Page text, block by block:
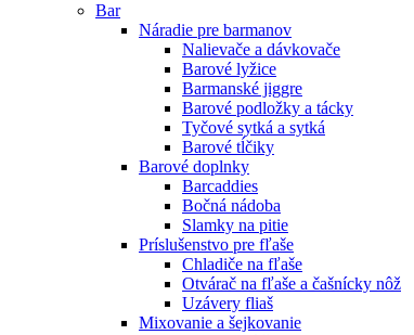
Bar
Náradie pre barmanov
Nalievače a dávkovače
Barové lyžice
Barmanské jiggre
Barové podložky a tácky
Tyčové sytká a sytká
Barové tĺčiky
Barové doplnky
Barcaddies
Bočná nádoba
Slamky na pitie
Príslušenstvo pre fľaše
Chladiče na fľaše
Otvárač na fľaše a čašnícky nôž
Uzávery fliaš
Mixovanie a šejkovanie